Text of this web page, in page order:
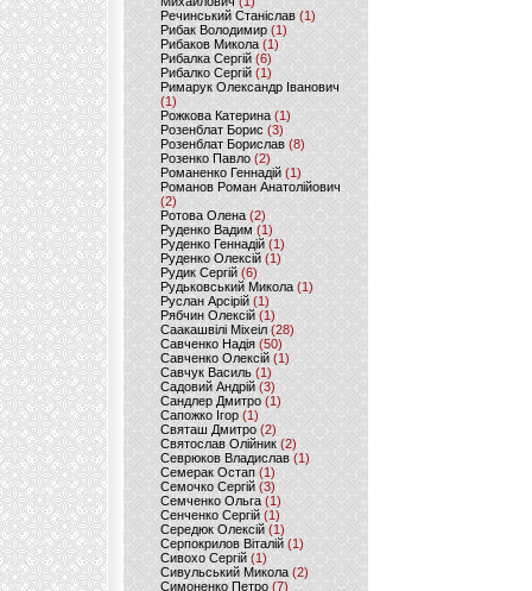
Речинський Станіслав (1)
Рибак Володимир(1)
Рибаков Микола(1)
Рибалка Сергій (6)
Рибалко Сергій (1)
Римарук Олександр Іванович
(1)
Рожкова Катерина(1)
Розенблат Борис (3)
Розенблат Борислав (8)
Розенко Павло (2)
Романенко Геннадій (1)
Романов Роман Анатолійович
(2)
Ротова Олена(2)
Руденко Вадим (1)
Руденко Геннадій (1)
Руденко Олексій(1)
Рудик Сергій(6)
Рудьковський Микола (1)
Руслан Арсірій(1)
Рябчин Олексій (1)
Саакашвілі Міхеіл(28)
Савченко Надія (50)
Савченко Олексій(1)
Савчук Василь (1)
Садовий Андрій (3)
Сандлер Дмитро(1)
Сапожко Ігор(1)
Святаш Дмитро (2)
Святослав Олійник (2)
Севрюков Владислав (1)
Семерак Остап (1)
Семочко Сергій (3)
Семченко Ольга (1)
Сенченко Сергій(1)
Середюк Олексій(1)
Серпокрилов Віталій(1)
Сивохо Сергій(1)
Сивульський Микола(2)
Симоненко Петро(7)